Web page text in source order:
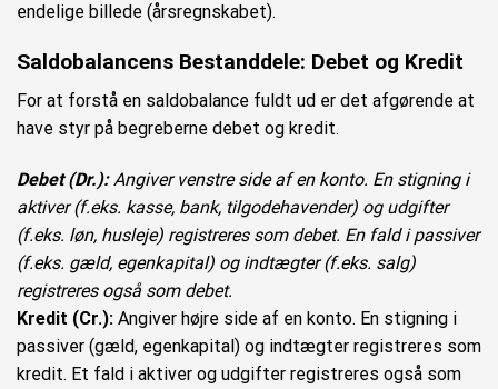
endelige billede (årsregnskabet).
Saldobalancens Bestanddele: Debet og Kredit
For at forstå en saldobalance fuldt ud er det afgørende at
have styr på begreberne debet og kredit.
Debet (Dr.):Angiver venstre side af en konto. En stigning i
aktiver (f.eks. kasse, bank, tilgodehavender) og udgifter
(f.eks. løn, husleje) registreres som debet. En fald i passiver
(f.eks. gæld, egenkapital) og indtægter (f.eks. salg)
registreres også som debet.
Kredit (Cr.): Angiver højre side af en konto. En stigning i
passiver (gæld, egenkapital) og indtægter registreres som
kredit. Et fald i aktiver og udgifter registreres også som